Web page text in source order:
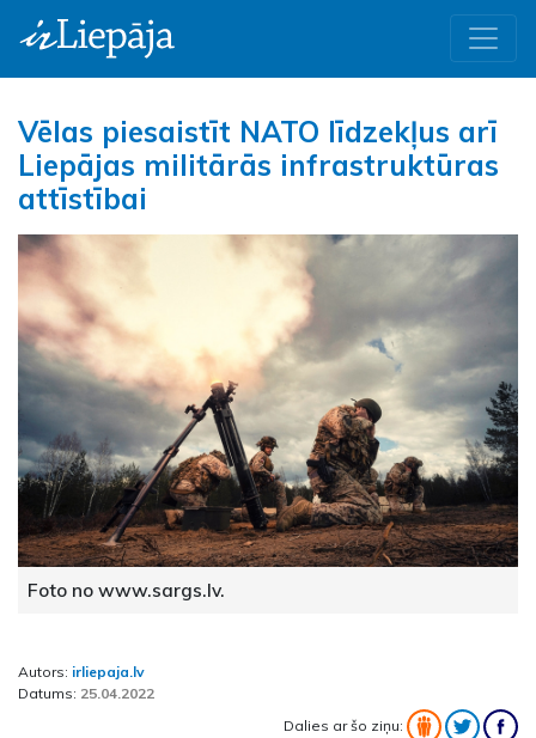
Vēlas piesaistīt NATO līdzekļus arī
Liepājas militārās infrastruktūras
attīstībai
Foto no www.sargs.lv.
Autors: irliepaja.lv
Datums: 25.04.2022
Dalies ar šo ziņu: